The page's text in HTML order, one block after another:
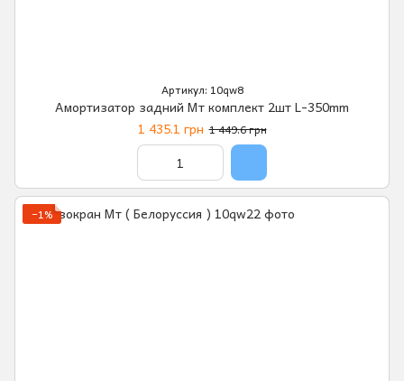
Артикул: 10qw8
Амортизатор задний Мт комплект 2шт L-350mm
1 435.1 грн 1 449.6 грн
−1%